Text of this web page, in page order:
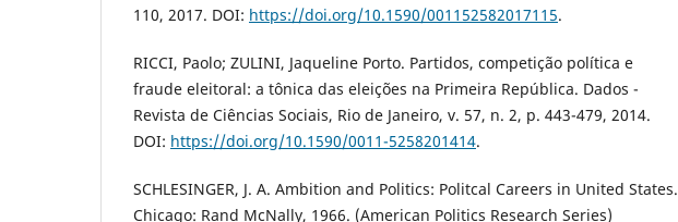
110, 2017. DOI: https://doi.org/10.1590/001152582017115.
RICCI, Paolo; ZULINI, Jaqueline Porto. Partidos, competição política e
fraude eleitoral: a tônica das eleições na Primeira República. Dados -
Revista de Ciências Sociais, Rio de Janeiro, v. 57, n. 2, p. 443-479, 2014.
DOI: https://doi.org/10.1590/0011-5258201414.
SCHLESINGER, J. A. Ambition and Politics: Politcal Careers in United States.
Chicago: Rand McNally, 1966. (American Politics Research Series)